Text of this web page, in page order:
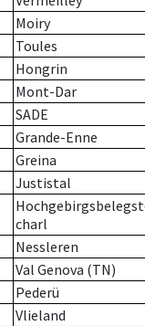
Moiry
Toules
Hongrin
Mont-Dar
SADE
Grande-Enne
Greina
Justistal
charl
Nessleren
Val Genova (TN)
Pederü
Vlieland